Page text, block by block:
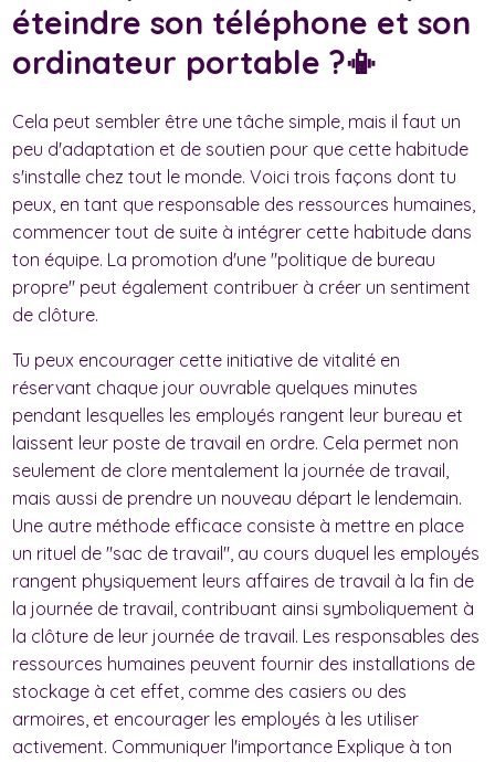
éteindre son téléphone et son
ordinateur portable ?📳
Cela peut sembler être une tâche simple, mais il faut un
peu d'adaptation et de soutien pour que cette habitude
s'installe chez tout le monde. Voici trois façons dont tu
peux, en tant que responsable des ressources humaines,
commencer tout de suite à intégrer cette habitude dans
ton équipe. La promotion d'une "politique de bureau
propre" peut également contribuer à créer un sentiment
de clôture.
Tu peux encourager cette initiative de vitalité en
réservant chaque jour ouvrable quelques minutes
pendant lesquelles les employés rangent leur bureau et
laissent leur poste de travail en ordre. Cela permet non
seulement de clore mentalement la journée de travail,
mais aussi de prendre un nouveau départ le lendemain.
Une autre méthode efficace consiste à mettre en place
un rituel de "sac de travail", au cours duquel les employés
rangent physiquement leurs affaires de travail à la fin de
la journée de travail, contribuant ainsi symboliquement à
la clôture de leur journée de travail. Les responsables des
ressources humaines peuvent fournir des installations de
stockage à cet effet, comme des casiers ou des
armoires, et encourager les employés à les utiliser
activement. Communiquer l'importance Explique à ton